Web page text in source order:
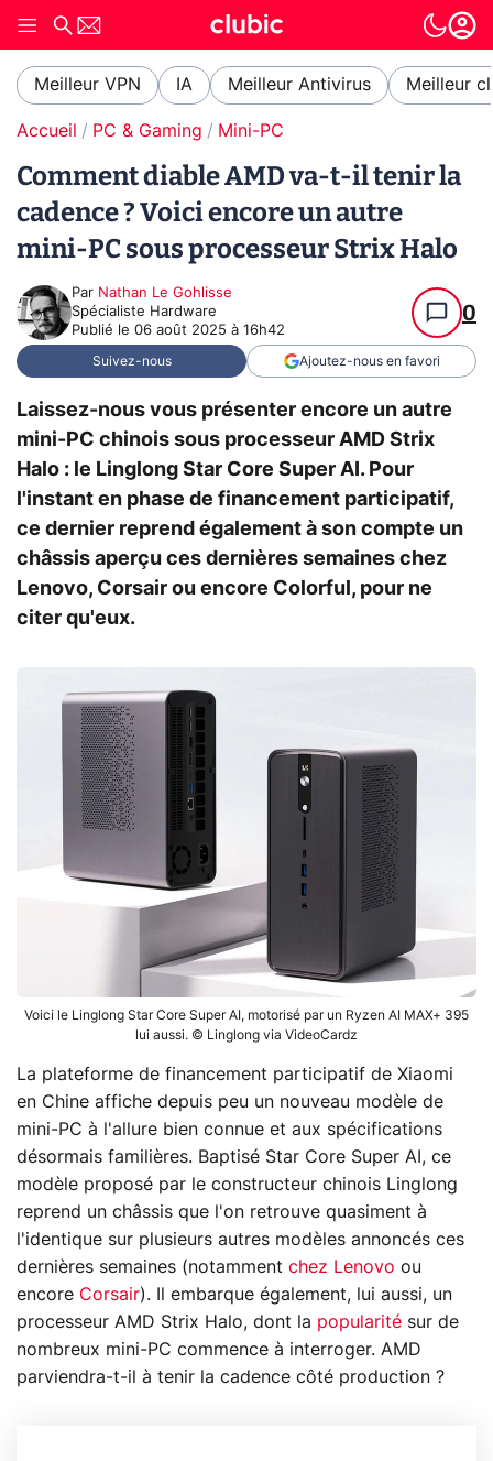
Meilleur VPN IA Meilleur Antivirus Meilleur
Accueil PC & Gaming Mini-PC
Comment diable AMD va-t-il tenir la
cadence ? Voici encore un autre
mini-PC sous processeur Strix Halo
Par Nathan Le Gohlisse
Spécialiste Hardware
Publié le 06 août 2025 à 16h42
0
Suivez-nous Ajoutez-nous en favori
Laissez-nous vous présenter encore un autre
mini-PC chinois sous processeur AMD Strix
Halo : le Linglong Star Core Super AI. Pour
l'instant en phase de financement participatif,
ce dernier reprend également à son compte un
châssis aperçu ces dernières semaines chez
Lenovo, Corsair ou encore Colorful, pour ne
citer qu'eux.
Voici le Linglong Star Core Super AI, motorisé par un Ryzen AI MAX+ 395
lui aussi. © Linglong via VideoCardz
La plateforme de financement participatif de Xiaomi
en Chine affiche depuis peu un nouveau modèle de
mini-PC à l'allure bien connue et aux spécifications
désormais familières. Baptisé Star Core Super AI, ce
modèle proposé par le constructeur chinois Linglong
reprend un châssis que l'on retrouve quasiment à
l'identique sur plusieurs autres modèles annoncés ces
dernières semaines (notamment chez Lenovo ou
encore Corsair). Il embarque également, lui aussi, un
processeur AMD Strix Halo, dont la popularité sur de
nombreux mini-PC commence à interroger. AMD
parviendra-t-il à tenir la cadence côté production ?